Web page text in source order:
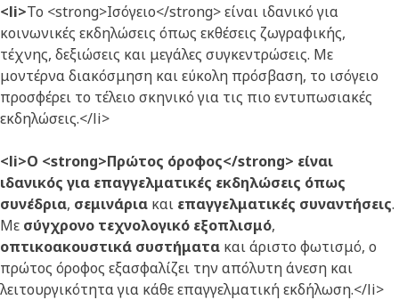
<li>Το <strong>Ισόγειο</strong> είναι ιδανικό για
κοινωνικές εκδηλώσεις όπως εκθέσεις ζωγραφικής,
τέχνης, δεξιώσεις και μεγάλες συγκεντρώσεις. Με
μοντέρνα διακόσμηση και εύκολη πρόσβαση, το ισόγειο
προσφέρει το τέλειο σκηνικό για τις πιο εντυπωσιακές
εκδηλώσεις.</li>
<li>Ο <strong>Πρώτος όροφος</strong> είναι
ιδανικός για επαγγελματικές εκδηλώσεις όπως
συνέδρια, σεμινάρια και επαγγελματικές συναντήσεις.
Με σύγχρονο τεχνολογικό εξοπλισμό,
οπτικοακουστικά συστήματα και άριστο φωτισμό, ο
πρώτος όροφος εξασφαλίζει την απόλυτη άνεση και
λειτουργικότητα για κάθε επαγγελματική εκδήλωση.</li>